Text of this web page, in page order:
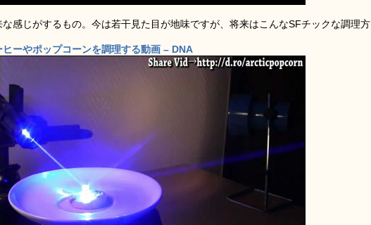
感じがするもの。今は若干見た目が地味ですが、将来はこんなSFチックな調理方
ーやポップコーンを調理する動画 – DNA